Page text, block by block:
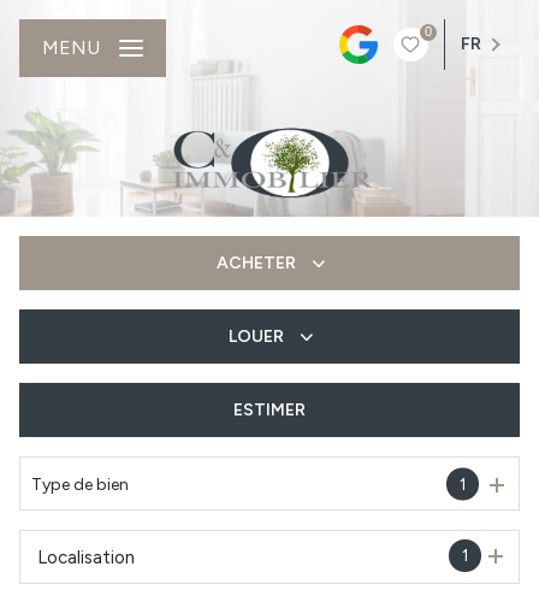
0
FR
MENU
ACHETER
Du neuf
LOUER
ESTIMER
Type de bien 1
1
Localisation